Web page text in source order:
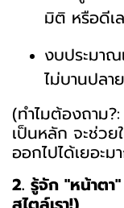
มิติ หรือดีเ
งบประมาณ
ไม่บานปลาย
(ทำไมต้องถาม?:
เป็นหลัก จะช่วย
ออกไปได้เยอะม
2. รู้จัก "หน้าตา